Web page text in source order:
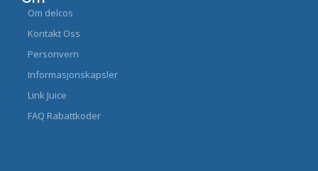
Om delcos
Kontakt Oss
Personvern
Informasjonskapsler
Link Juice
FAQ Rabattkoder